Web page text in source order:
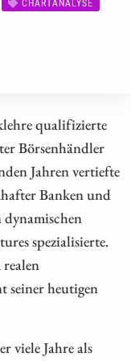
CHARTANALYSE
qualifizierte
Börsenhändler
Jahren vertiefte
Banken und
spezialisierte.
realen
seiner heutigen
viele Jahre als